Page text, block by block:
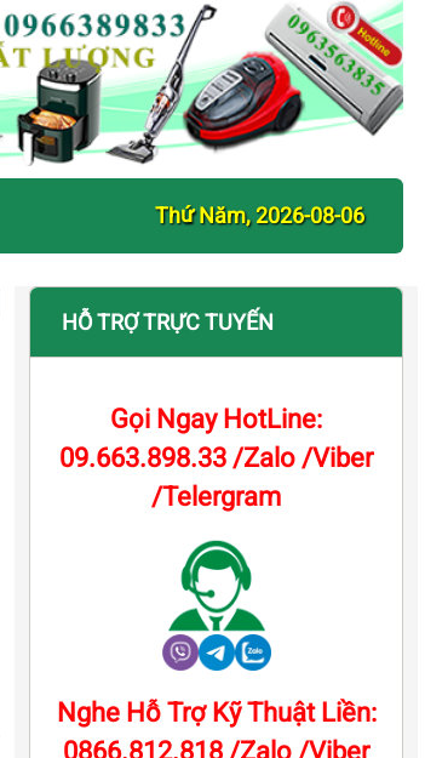
Thứ Năm, 2026-08-06
HỖ TRỢ TRỰC TUYẾN
Gọi Ngay HotLine:
09.663.898.33 /Zalo /Viber
/Telergram
Nghe Hỗ Trợ Kỹ Thuật Liền:
0866.812.818 /Zalo /Viber